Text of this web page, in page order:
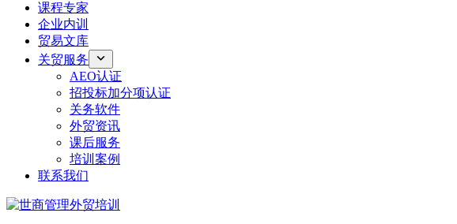
课程专家
企业内训
贸易文库
关贸服务
AEO认证
招投标加分项认证
关务软件
外贸资讯
课后服务
培训案例
联系我们